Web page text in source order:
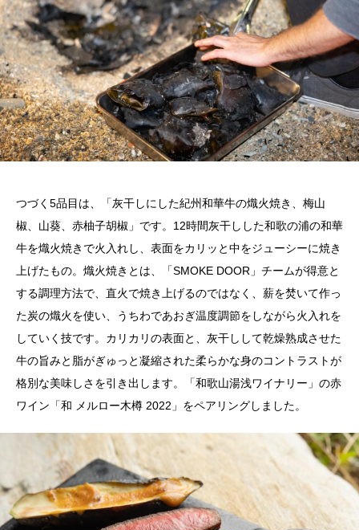
つづく5品目は、「灰干しにした紀州和華牛の熾火焼き、梅山
椒、山葵、赤柚子胡椒」です。12時間灰干しした和歌の浦の和華
牛を熾火焼きで火入れし、表面をカリッと中をジューシーに焼き
上げたもの。熾火焼きとは、「SMOKE DOOR」チームが得意と
する調理方法で、 直火で焼き上げるのではなく、薪を焚いて作っ
た炭の熾火を使い、うちわであおぎ温度調節をしながら火入れを
していく技です。カリカリの表面と、灰干しして乾燥熟成させた
牛の旨みと脂がぎゅっと凝縮された柔らかな身のコントラストが
格別な美味しさを引き出します。「和歌山湯浅ワイナリー」の赤
ワイン「和 メルロー木樽 2022」をペアリングしました。